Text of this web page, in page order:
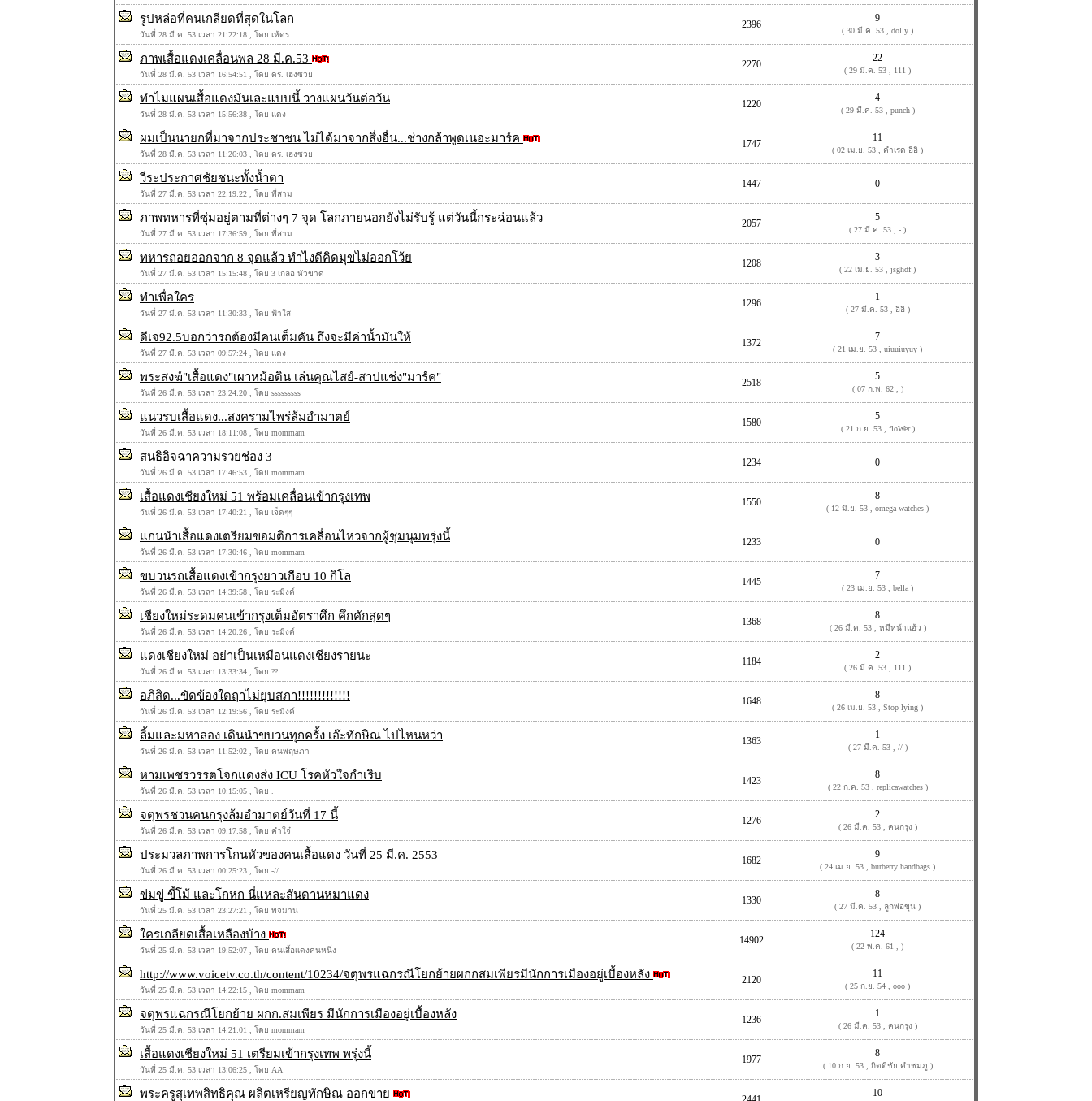
รูปหล่อที่คนเกลียดที่สุดในโลก
วันที่ 28 มี.ค. 53 เวลา 21:22:18 , โดย เห้ดร.
2396
9
( 30 มี.ค. 53 , dolly )
ภาพเสื้อแดงเคลื่อนพล 28 มี.ค.53
วันที่ 28 มี.ค. 53 เวลา 16:54:51 , โดย ดร. เฮงซวย
2270
22
( 29 มี.ค. 53 , 111 )
ทำไมแผนเสื้อแดงมันเละแบบนี้ วางแผนวันต่อวัน
วันที่ 28 มี.ค. 53 เวลา 15:56:38 , โดย แดง
1220
4
( 29 มี.ค. 53 , punch )
ผมเป็นนายกที่มาจากประชาชน ไม่ได้มาจากสิ่งอื่น...ช่างกล้าพูดเนอะมาร์ค
วันที่ 28 มี.ค. 53 เวลา 11:26:03 , โดย ดร. เฮงซวย
1747
11
( 02 เม.ย. 53 , คำเรด อิอิ )
วีระประกาศชัยชนะทั้งน้ำตา
วันที่ 27 มี.ค. 53 เวลา 22:19:22 , โดย พี่สาม
1447 0
ภาพทหารที่ซุ่มอยู่ตามที่ต่างๆ 7 จุด โลกภายนอกยังไม่รับรู้ แต่วันนี้กระฉ่อนแล้ว
วันที่ 27 มี.ค. 53 เวลา 17:36:59 , โดย พี่สาม
2057
5
( 27 มี.ค. 53 , - )
ทหารถอยออกจาก 8 จุดแล้ว ทำไงดีคิดมุขไม่ออกโว้ย
วันที่ 27 มี.ค. 53 เวลา 15:15:48 , โดย 3 เกลอ หัวขาด
1208
3
( 22 เม.ย. 53 , jsghdf )
ทำเพื่อใคร
วันที่ 27 มี.ค. 53 เวลา 11:30:33 , โดย ฟ้าใส
1296
1
( 27 มี.ค. 53 , อิอิ )
ดีเจ92.5บอกว่ารถต้องมีคนเต็มคัน ถึงจะมีค่าน้ำมันให้
วันที่ 27 มี.ค. 53 เวลา 09:57:24 , โดย แดง
1372
7
( 21 เม.ย. 53 , uiuuiuyuy )
พระสงฆ์"เสื้อแดง"เผาหม้อดิน เล่นคุณไสย์-สาปแช่ง"มาร์ค"
วันที่ 26 มี.ค. 53 เวลา 23:24:20 , โดย sssssssss
2518
5
( 07 ก.พ. 62 , )
แนวรบเสื้อแดง...สงครามไพร่ล้มอำมาตย์
วันที่ 26 มี.ค. 53 เวลา 18:11:08 , โดย mommam
1580
5
( 21 ก.ย. 53 , floWer )
สนธิอิจฉาความรวยช่อง 3
วันที่ 26 มี.ค. 53 เวลา 17:46:53 , โดย mommam
1234 0
เสื้อแดงเชียงใหม่ 51 พร้อมเคลื่อนเข้ากรุงเทพ
วันที่ 26 มี.ค. 53 เวลา 17:40:21 , โดย เจ็ดๆๆ
1550
8
( 12 มิ.ย. 53 , omega watches )
แกนนำเสื้อแดงเตรียมขอมติการเคลื่อนไหวจากผู้ชุมนุมพรุ่งนี้
วันที่ 26 มี.ค. 53 เวลา 17:30:46 , โดย mommam
1233 0
ขบวนรถเสื้อแดงเข้ากรุงยาวเกือบ 10 กิโล
วันที่ 26 มี.ค. 53 เวลา 14:39:58 , โดย ระมิงค์
1445
7
( 23 เม.ย. 53 , bella )
เชียงใหม่ระดมคนเข้ากรุงเต็มอัตราศึก คึกคักสุดๆ
วันที่ 26 มี.ค. 53 เวลา 14:20:26 , โดย ระมิงค์
1368
8
( 26 มี.ค. 53 , หมีหน้าแฮ้ว )
แดงเชียงใหม่ อย่าเป็นเหมือนแดงเชียงรายนะ
วันที่ 26 มี.ค. 53 เวลา 13:33:34 , โดย ??
1184
2
( 26 มี.ค. 53 , 111 )
อภิสิด...ขัดข้องใดฤาไม่ยุบสภา!!!!!!!!!!!!!
วันที่ 26 มี.ค. 53 เวลา 12:19:56 , โดย ระมิงค์
1648
8
( 26 เม.ย. 53 , Stop lying )
ลิ้มและมหาลอง เดินนำขบวนทุกครั้ง เอ๊ะทักษิณ ไปไหนหว่า
วันที่ 26 มี.ค. 53 เวลา 11:52:02 , โดย คนพฤษภา
1363
1
( 27 มี.ค. 53 , // )
หามเพชรวรรตโจกแดงส่ง ICU โรคหัวใจกำเริบ
วันที่ 26 มี.ค. 53 เวลา 10:15:05 , โดย .
1423
8
( 22 ก.ค. 53 , replicawatches )
จตุพรชวนคนกรุงล้มอำมาตย์วันที่ 17 นี้
วันที่ 26 มี.ค. 53 เวลา 09:17:58 , โดย คำใจ๋
1276
2
( 26 มี.ค. 53 , คนกรุง )
ประมวลภาพการโกนหัวของคนเสื้อแดง วันที่ 25 มี.ค. 2553
วันที่ 26 มี.ค. 53 เวลา 00:25:23 , โดย -//
1682
9
( 24 เม.ย. 53 , burberry handbags )
ข่มขู่ ขี้โม้ และโกหก นี่แหละสันดานหมาแดง
วันที่ 25 มี.ค. 53 เวลา 23:27:21 , โดย พจมาน
1330
8
( 27 มี.ค. 53 , ลูกพ่อขุน )
ใครเกลียดเสื้อเหลืองบ้าง
วันที่ 25 มี.ค. 53 เวลา 19:52:07 , โดย คนเสื้อเเดงคนหนึ่ง
14902
124
( 22 พ.ค. 61 , )
http://www.voicetv.co.th/content/10234/จตุพรแฉกรณีโยกย้ายผกกสมเพียรมีนักการเมืองอยู่เบื้องหลัง
วันที่ 25 มี.ค. 53 เวลา 14:22:15 , โดย mommam
2120
11
( 25 ก.ย. 54 , ooo )
จตุพรแฉกรณีโยกย้าย ผกก.สมเพียร มีนักการเมืองอยู่เบื้องหลัง
วันที่ 25 มี.ค. 53 เวลา 14:21:01 , โดย mommam
1236
1
( 26 มี.ค. 53 , คนกรุง )
เสื้อแดงเชียงใหม่ 51 เตรียมเข้ากรุงเทพ พรุ่งนี้
วันที่ 25 มี.ค. 53 เวลา 13:06:25 , โดย AA
1977
8
( 10 ก.ย. 53 , กิตติชัย คำชมภู )
พระครูสุเทพสิทธิคุณ ผลิตเหรียญทักษิณ ออกขาย 10